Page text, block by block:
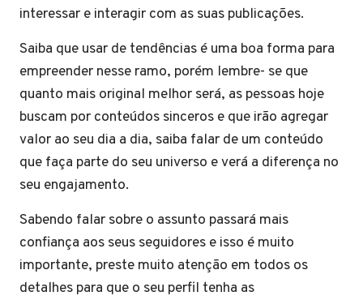
interessar e interagir com as suas publicações.
Saiba que usar de tendências é uma boa forma para
empreender nesse ramo, porém lembre- se que
quanto mais original melhor será, as pessoas hoje
buscam por conteúdos sinceros e que irão agregar
valor ao seu dia a dia, saiba falar de um conteúdo
que faça parte do seu universo e verá a diferença no
seu engajamento.
Sabendo falar sobre o assunto passará mais
confiança aos seus seguidores e isso é muito
importante, preste muito atenção em todos os
detalhes para que o seu perfil tenha as